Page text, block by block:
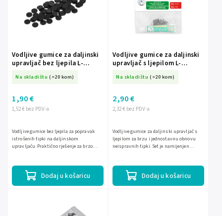
Vodljive gumice za daljinski
upravljač bez ljepila L-
Na skladištu (>20 kom)
1,52 € bez PDV-a
1,90 €
Dodaj u košaricu
Vodljive gumice bez ljepila za popravak
istrošenih tipki na daljinskom
upravljaču. Praktično rješenje za brzo
Vodljive gumice za daljinski
upravljač s ljepilom L-
Na skladištu (>20 kom)
2,32 € bez PDV-a
2,90 €
Dodaj u košaricu
Vodljive gumice za daljinski upravljač s
ljepilom za brzu i jednostavnu obnovu
neispravnih tipki. Set je namijenjen